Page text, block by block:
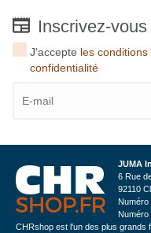
Inscrivez-
J'accepte les
confidentialité
JUMA
6 Rue
92110
Numéro
Numéro
CHRshop est l'un des plus grands